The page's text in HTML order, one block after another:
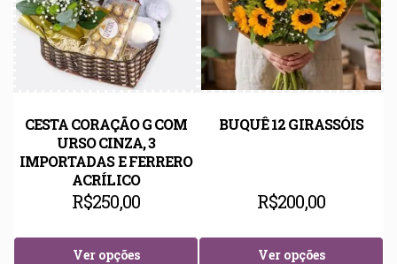
CESTA CORAÇÃO G COM
URSO CINZA, 3
IMPORTADAS E FERRERO
ACRÍLICO
R$250,00
Ver opções
BUQUÊ 12 GIRASSÓIS
R$200,00
Ver opções